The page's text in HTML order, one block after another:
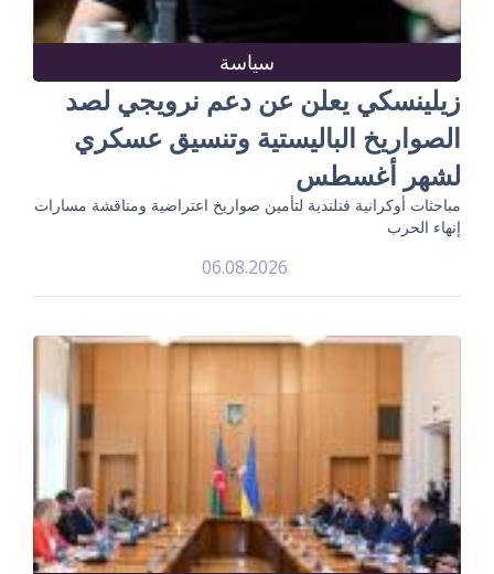
سياسة
زيلينسكي يعلن عن دعم نرويجي لصد
الصواريخ الباليستية وتنسيق عسكري
لشهر أغسطس
مباحثات أوكرانية فنلندية لتأمين صواريخ اعتراضية ومناقشة مسارات
إنهاء الحرب
06.08.2026